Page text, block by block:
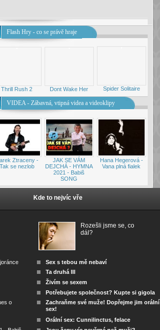
Flash Hry - co se právě hraje
Spider Solitaire
Dont Wake Her
Thrill Rush 2
VIDEA - Zábavná, vtipná videa a videoklipy
Hana Hegerová -
Vana plná fialek
JAK SE VÁM
DEJCHÁ - HYMNA
2021 - Babiš
SONG
Ztraceny -
Tak se nezlob
o
Kde to nejvíc vře
Rozešli jsme se, co
dál?
Sex s tebou mě nebaví
Ta druhá III
Živím se sexem
Potřebujete společnost? Kupte si gigola
Zachraňme své muže! Dopřejme jim orální
sex!
Orální sex: Cunnilinctus, felace